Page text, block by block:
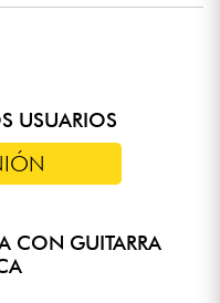
cm
Seymour Duncan
SD90
USUARIOS
CON GUITARRA